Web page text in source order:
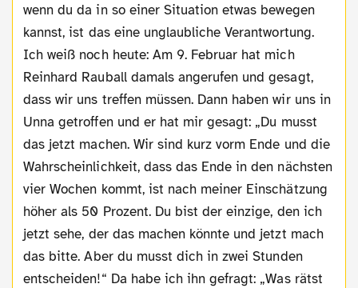
wenn du da in so einer Situation etwas bewegen
kannst, ist das eine unglaubliche Verantwortung.
Ich weiß noch heute: Am 9. Februar hat mich
Reinhard Rauball damals angerufen und gesagt,
dass wir uns treffen müssen. Dann haben wir uns in
Unna getroffen und er hat mir gesagt: „Du musst
das jetzt machen. Wir sind kurz vorm Ende und die
Wahrscheinlichkeit, dass das Ende in den nächsten
vier Wochen kommt, ist nach meiner Einschätzung
höher als 50 Prozent. Du bist der einzige, den ich
jetzt sehe, der das machen könnte und jetzt mach
das bitte. Aber du musst dich in zwei Stunden
entscheiden!“ Da habe ich ihn gefragt: „Was rätst